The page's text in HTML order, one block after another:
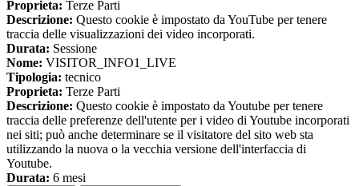
Proprieta: Terze Parti
Descrizione: Questo cookie è impostato da YouTube per tenere
traccia delle visualizzazioni dei video incorporati.
Durata: Sessione
Nome: VISITOR_INFO1_LIVE
Tipologia: tecnico
Proprieta: Terze Parti
Descrizione: Questo cookie è impostato da Youtube per tenere
traccia delle preferenze dell'utente per i video di Youtube incorporati
nei siti; può anche determinare se il visitatore del sito web sta
utilizzando la nuova o la vecchia versione dell'interfaccia di
Youtube.
Durata: 6 mesi